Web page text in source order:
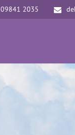
09841 2035